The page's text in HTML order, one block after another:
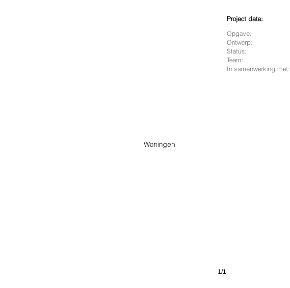
Project data:
Opgave:
Ontwerp:
Status:
Team:
In samenwerking met:
Woningen
1/1